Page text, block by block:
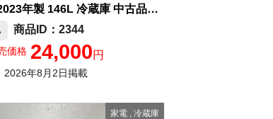
MITSUBISHI 2023年製 146L 冷蔵庫 中古品販売
2344
価格 24,000円
2026年8月2日掲載
家電 ,冷蔵庫